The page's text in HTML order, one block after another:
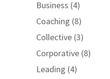
Business (4)
Coaching (8)
Collective (3)
Corporative (8)
Leading (4)